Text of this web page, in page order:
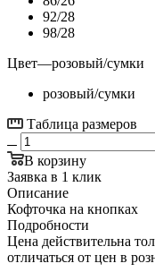
92/28
98/28
Цвет—розовый/сумки
розовый/сумки
Таблица размеров
В корзину
Заявка в 1 клик
Описание
Кофточка на кнопках
Подробности
Цена действительна
отличаться от цен в